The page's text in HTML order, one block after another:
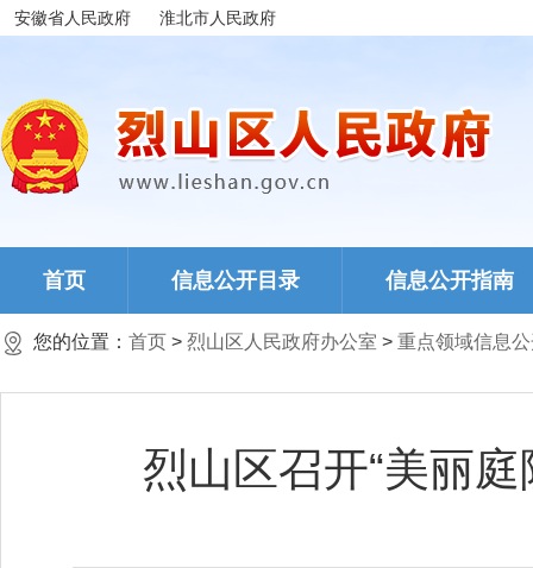
安徽省人民政府 淮北市人民政府
首页 信息公开目录 信息公开指南
您的位置： 首页 > 烈山区人民政府办公室 > 重点领域信息
烈山区召开“美丽